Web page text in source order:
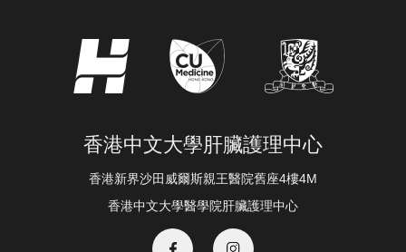
香港中文大學肝臟護理中心
香港新界沙田威爾斯親王醫院舊座4樓4M
香港中文大學醫學院肝臟護理中心